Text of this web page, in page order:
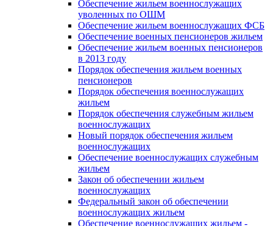
Обеспечение жильем военнослужащих
уволенных по ОШМ
Обеспечение жильем военнослужащих ФСБ
Обеспечение военных пенсионеров жильем
Обеспечение жильем военных пенсионеров
в 2013 году
Порядок обеспечения жильем военных
пенсионеров
Порядок обеспечения военнослужащих
жильем
Порядок обеспечения служебным жильем
военнослужащих
Новый порядок обеспечения жильем
военнослужащих
Обеспечение военнослужащих служебным
жильем
Закон об обеспечении жильем
военнослужащих
Федеральный закон об обеспечении
военнослужащих жильем
Обеспечение военнослужащих жильем -